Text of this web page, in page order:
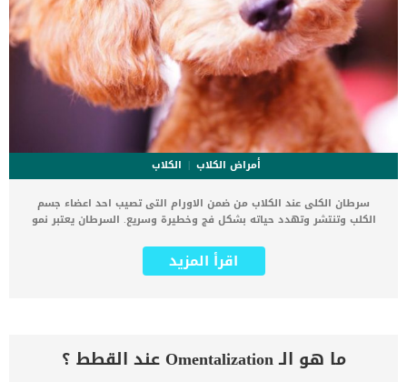
أمراض الكلاب
الكلاب
سرطان الكلى عند الكلاب من ضمن الاورام التى تصيب احد اعضاء جسم
الكلب وتنتشر وتهدد حياته بشكل فج وخطيرة وسريع. السرطان يعتبر نمو
تماما. يعتبر سرطان الكلى عند الكلاب مثل جميع انواع الاورام السرطانية
التى لا يمكننا ايجاد سبب حقيقى يكمن خلفها. تمتلك الكلاب كليتين تقعان
الدم الحمراء. كما يمكن للكلى والأنسجة المحيطة بها أن تصاب بالسرطان،
بما في ذلك السرطانات التي تتطور في الكلى (الأولية) أو السرطانات
اقرأ المزيد
ما هو الـ Omentalization عند القطط ؟